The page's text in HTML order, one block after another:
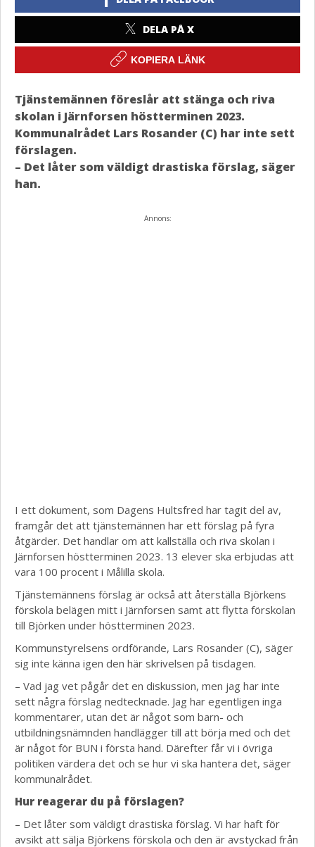
DELA PÅ X
KOPIERA LÄNK
Tjänstemännen föreslår att stänga och riva
skolan i Järnforsen höstterminen 2023.
Kommunalrådet Lars Rosander (C) har inte sett
förslagen.
– Det låter som väldigt drastiska förslag, säger
han.
Annons:
I ett dokument, som Dagens Hultsfred har tagit del av,
framgår det att tjänstemännen har ett förslag på fyra
åtgärder. Det handlar om att kallställa och riva skolan i
Järnforsen höstterminen 2023. 13 elever ska erbjudas att
vara 100 procent i Målilla skola.
Tjänstemännens förslag är också att återställa Björkens
förskola belägen mitt i Järnforsen samt att flytta förskolan
till Björken under höstterminen 2023.
Kommunstyrelsens ordförande, Lars Rosander (C), säger
sig inte känna igen den här skrivelsen på tisdagen.
– Vad jag vet pågår det en diskussion, men jag har inte
sett några förslag nedtecknade. Jag har egentligen inga
kommentarer, utan det är något som barn- och
utbildningsnämnden handlägger till att börja med och det
är något för BUN i första hand. Därefter får vi i övriga
politiken värdera det och se hur vi ska hantera det, säger
kommunalrådet.
Hur reagerar du på förslagen?
– Det låter som väldigt drastiska förslag. Vi har haft för
avsikt att sälja Björkens förskola och den är avstyckad från